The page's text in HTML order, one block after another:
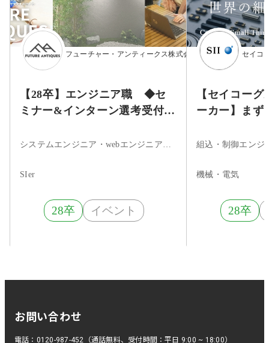
フューチャー・アンティークス株式会社
【28卒】エンジニア職 ◆セ
ミナー&インターン選考受付
充実／成長率194%／転勤なしシステムエンジニア・webエンジニア・サーバーサイドエンジニア
SIer
28卒 イベント
セイコ
【セイコー
ーカー】まず
力を武器に、
機械・電気
28卒
お問い合わせ
電話：0120-987-452（通話無料、受付時間：平日 9:00 ~ 18:00）